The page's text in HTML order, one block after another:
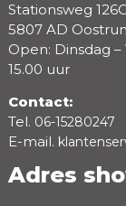
Stationsweg 126C
5807 AD
Open: Dinsdag –
15.00 uur
Contact:
Tel. 06-15280247
E-mail.
Adres